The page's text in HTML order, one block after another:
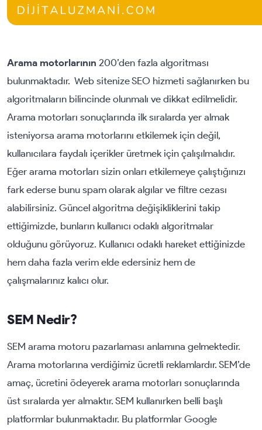
Arama motorlarının 200’den fazla algoritması
bulunmaktadır. Web sitenize SEO hizmeti sağlanırken bu
algoritmaların bilincinde olunmalı ve dikkat edilmelidir.
Arama motorları sonuçlarında ilk sıralarda yer almak
isteniyorsa arama motorlarını etkilemek için değil,
kullanıcılara faydalı içerikler üretmek için çalışılmalıdır.
Eğer arama motorları sizin onları etkilemeye çalıştığınızı
fark ederse bunu spam olarak algılar ve filtre cezası
alabilirsiniz. Güncel algoritma değişikliklerini takip
ettiğimizde, bunların kullanıcı odaklı algoritmalar
olduğunu görüyoruz. Kullanıcı odaklı hareket ettiğinizde
hem daha fazla verim elde edersiniz hem de
çalışmalarınız kalıcı olur.
SEM Nedir?
SEM arama motoru pazarlaması anlamına gelmektedir.
Arama motorlarına verdiğimiz ücretli reklamlardır. SEM’de
amaç, ücretini ödeyerek arama motorları sonuçlarında
üst sıralarda yer almaktır. SEM kullanırken belli başlı
platformlar bulunmaktadır. Bu platformlar Google